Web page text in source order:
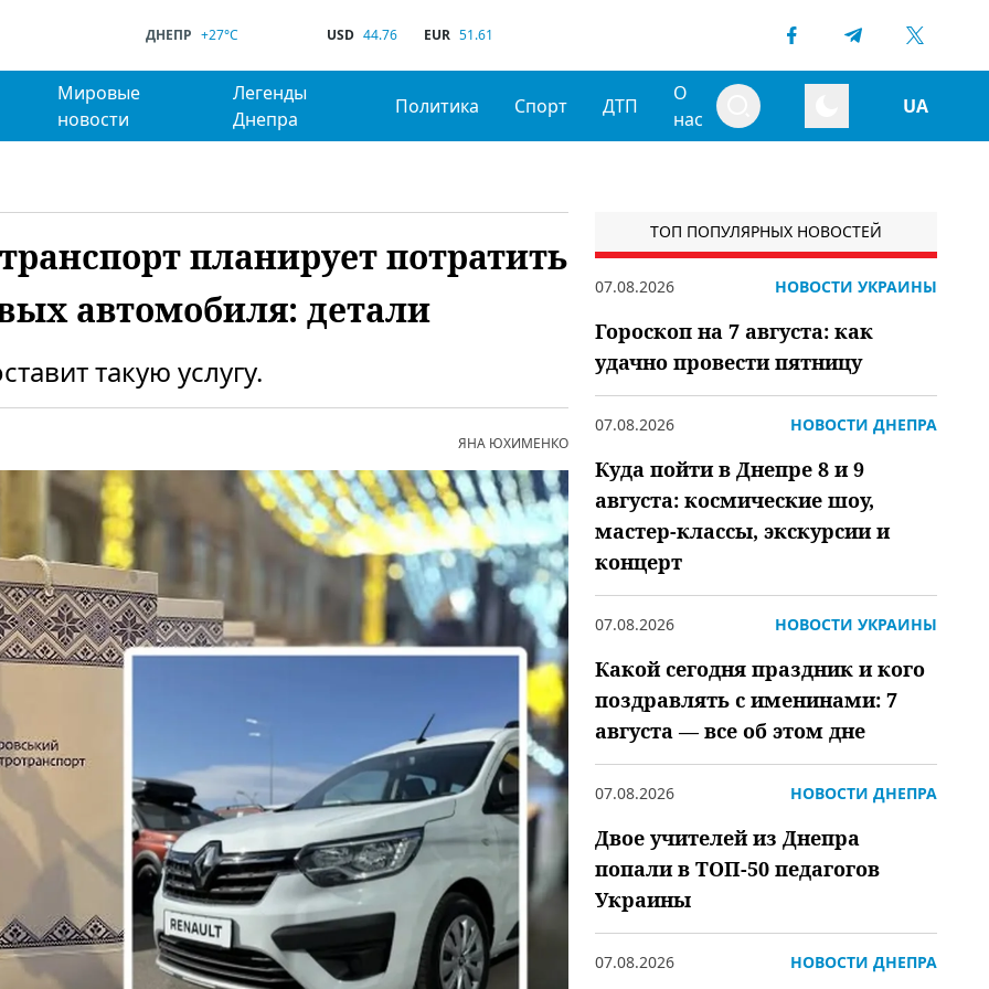
ДНЕПР +27°C USD 44.76 EUR 51.61
Мировые
новости
Легенды
Днепра
Политика Спорт ДТП
О
нас
UA
планирует потратить
автомобиля: детали
такую ​​услугу.
ЯНА ЮХИМЕНКО
ТОП ПОПУЛЯРНЫХ НОВОСТЕЙ
07.08.2026 НОВОСТИ УКРАИНЫ
Гороскоп на 7 августа: как
удачно провести пятницу
07.08.2026 НОВОСТИ ДНЕПРА
Куда пойти в Днепре 8 и 9
августа: космические шоу,
мастер-классы, экскурсии и
концерт
07.08.2026 НОВОСТИ УКРАИНЫ
Какой сегодня праздник и кого
поздравлять с именинами: 7
августа — все об этом дне
07.08.2026 НОВОСТИ ДНЕПРА
Двое учителей из Днепра
попали в ТОП-50 педагогов
Украины
07.08.2026 НОВОСТИ ДНЕПРА